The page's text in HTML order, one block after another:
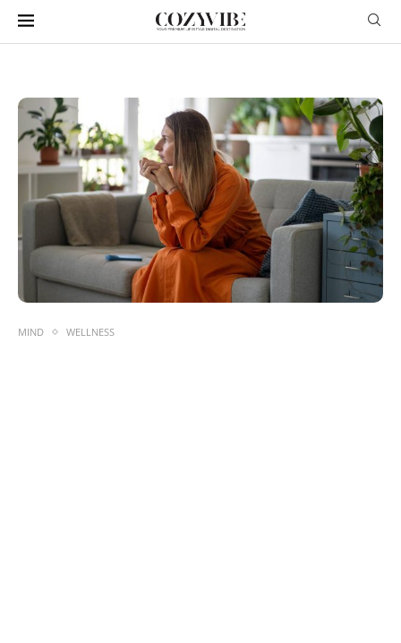
MIND WELLNESS